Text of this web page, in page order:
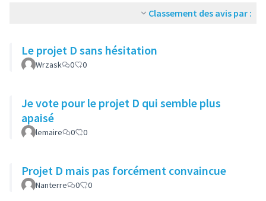
Classement des avis par :
Le projet D sans hésitation
Wrzask 0 0
Je vote pour le projet D qui semble plus
apaisé
lemaire 0 0
Projet D mais pas forcément convaincue
Nanterre 0 0